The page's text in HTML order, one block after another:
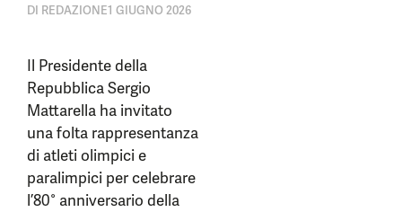
DI REDAZIONE1 GIUGNO 2026
Il Presidente della
Repubblica Sergio
Mattarella ha invitato
una folta rappresentanza
di atleti olimpici e
paralimpici per celebrare
l’80° anniversario della